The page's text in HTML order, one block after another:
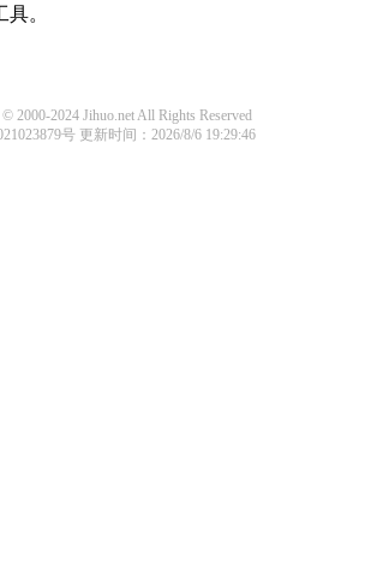
。
2000-2024 Jihuo.net All Rights Reserved
号更新时间：2026/8/6 19:29:46